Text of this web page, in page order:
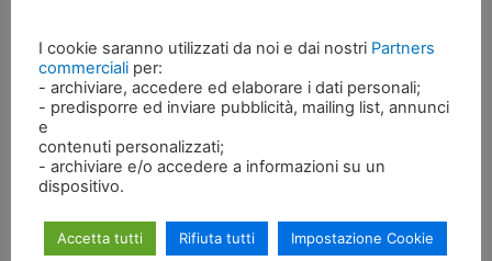
ALTRI
ARTICOLI
I cookie saranno utilizzati da noi e dai nostri Partners
commerciali per:
- archiviare, accedere ed elaborare i dati personali;
- predisporre ed inviare pubblicità, mailing list, annunci
e
contenuti personalizzati;
- archiviare e/o accedere a informazioni su un
dispositivo.
Accetta tutti Rifiuta tutti Impostazione Cookie